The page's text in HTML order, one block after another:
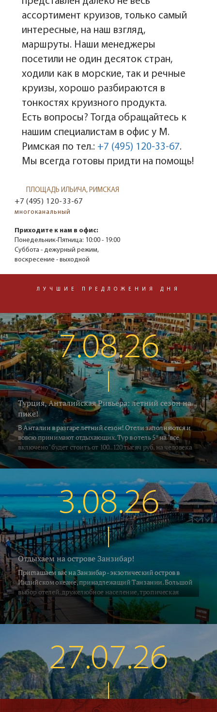
ассортимент круизов, только самый
интересные, на наш взгляд,
маршруты. Наши менеджеры
посетили не один десяток стран,
ходили как в морские, так и речные
круизы, хорошо разбираются в
тонкостях круизного продукта.
Есть вопросы? Тогда обращайтесь к
нашим специалистам в офис у М.
Римская по тел.: +7 (495) 120-33-67.
Мы всегда готовы придти на помощь!
ПЛОЩАДЬ ИЛЬИЧА, РИМСКАЯ
+7 (495) 120-33-67
многоканальный
Приходите к нам в офис:
Понедельник-Пятница: 10:00 - 19:00
Суббота - дежурный режим,
воскресение - выходной
ЛУЧШИЕ ПРЕДЛОЖЕНИЯ ДНЯ
7.08.26
Турция, Анталийская Ривьера: летний сезон на
пике!
В Анталии в разгаре летний сезон! Отели заполняются и
вовсю принимают отдыхающих. Тур в отель 5* на "всё
включено" будет стоить от 100..120 тысяч руб. на человека
за неделю, включая перелёт и трансфер. Погода летняя -
воздух в это время прогревается до 33..35°C, а водичка в
южных регионах Алании и Сиде 26..28°C. В Кемере на
градус прохладнее... Поехали на отдых!
3.08.26
Отдыхаем на острове Занзибар!
Приглашаем вас на Занзибар - экзотический остров в
Индийском океане, принадлежащий Танзании. Большой
выбор отелей, дружелюбное население, тропическая
природа и, конечно, песчаные пляжи привлекают на
Занзибар ежегодно десятки тысяч туристов со всех концов
Земли. С 2 июля на остров выполняет прямые рейсы а\к Air
удобными стыковками по хорошим ценам. Мы предлагаем
воспользоваться этой возможностью и рвануть на отдых в
Африку.
27.07.26